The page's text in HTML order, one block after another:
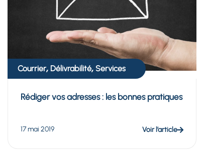
Courrier, Délivrabilité, Services
Rédiger vos adresses : les bonnes pratiques
17 mai 2019 Voir l’article